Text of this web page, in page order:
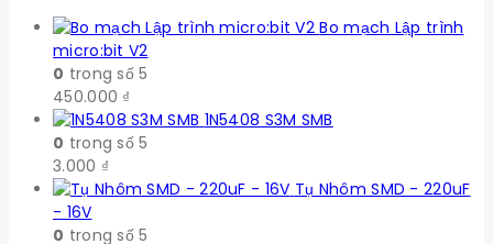
Bo mạch Lập trình
micro:bit V2
0 trong số 5
450.000 ₫
1N5408 S3M SMB
0 trong số 5
3.000 ₫
Tụ Nhôm SMD - 220uF
- 16V
0 trong số 5